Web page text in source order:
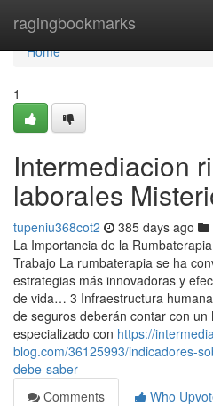
ragingbookmarks
Home
Home
1
Intermediacion
laborales
tupeniu368cot2 385 days ago
La Importancia de la
Trabajo La rumbaterapia se ha
estrategias más innovadoras y
de vida… 3 Infraestructura
de seguros deberán contar con un
especializado con https://
blog.com/36125993/indicadores-
debe-saber
Comments
Who